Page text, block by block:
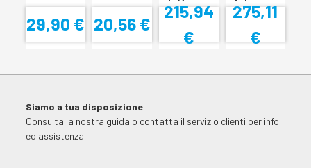
29,90 € 20,56 €
215,94
€
275,11
€
Siamo a tua disposizione
Consulta la nostra guida o contatta il servizio clienti per info
ed assistenza.